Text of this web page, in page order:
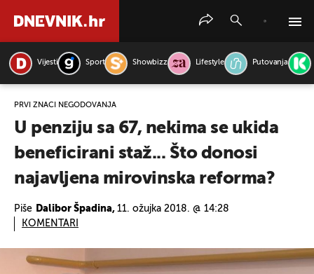
Vijesti Sport Showbizz Lifestyle Putovanja
PRVI ZNACI NEGODOVANJA
U penziju sa 67, nekima se ukida
beneficirani staž... Što donosi
najavljena mirovinska reforma?
Piše Dalibor Špadina, 11. ožujka 2018. @ 14:28
KOMENTARI
PRETRAŽITE VIJESTI